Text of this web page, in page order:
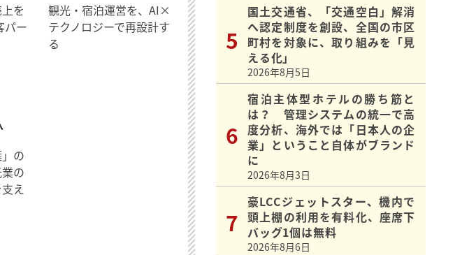
を
パー
観光・宿泊運営を、AI×
テクノロジーで再設計す
る
の
の
え
国土交通省、「交通空白」解消
へ認定制度を創設、全国の市区
町村を対象に、取り組みを「見
える化」
2026年8月5日
宿泊主体型ホテルの勝ち筋と
は？ 管理システムの統一で高
度分析、海外では「日本人の企
業」ということ自体がブランド
に
2026年8月3日
豪LCCジェットスター、機内で
頭上棚の利用を有料化、座席下
バッグ1個は無料
2026年8月6日